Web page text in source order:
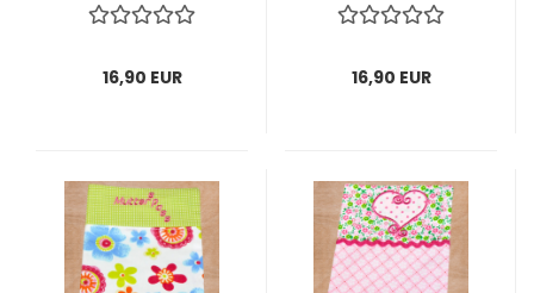
"Mutterpass" -
16,90 EUR
"Mutterpass" -
16,90 EUR